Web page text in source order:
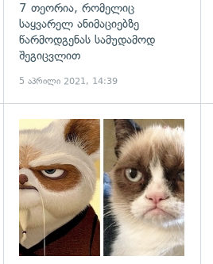
7 თეორია, რომელიც
საყვარელ ანიმაციებზე
წარმოდგენას სამუდამოდ
შეგიცვლით
5 აპრილი 2021, 14:39
გადახედვა